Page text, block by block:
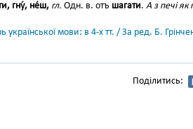
гну́, не́ш, гл. Одн. в. отъ шагати. А з печі як
української мови: в 4-х тт. / За ред. Б.
Поділитись: